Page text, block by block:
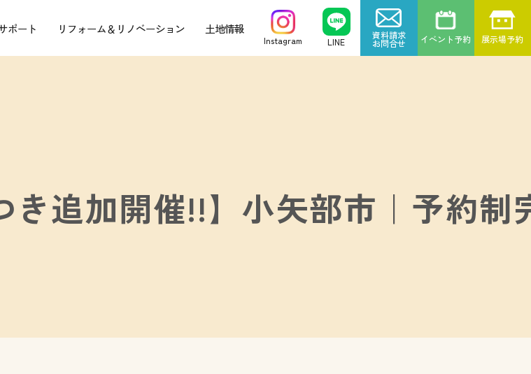
ポート リフォーム＆リノベーション 土地情報
Instagram LINE
資料請求
お問合せ イベント予約 展示場予約
き追加開催!!】小矢部市｜予約